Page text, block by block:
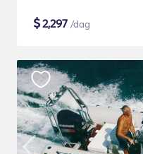
$2,297 /dag